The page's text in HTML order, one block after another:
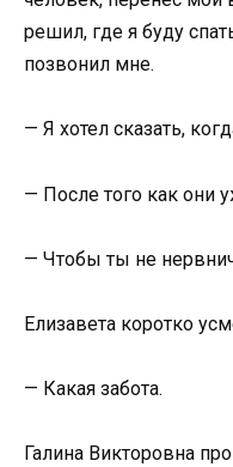
решил, где я буду
позвонил мне.
— Я хотел сказать,
— После того как они
— Чтобы ты не
Елизавета коротко
— Какая забота.
Галина Викторовна